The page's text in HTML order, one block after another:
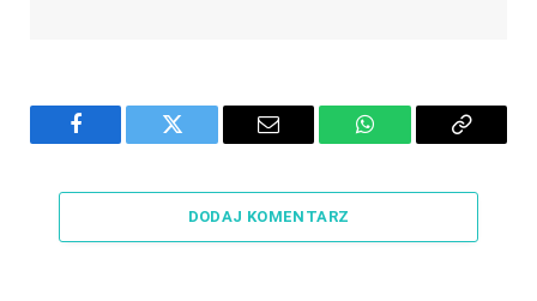
Facebook Twitter Email WhatsAppCopy
DODAJ KOMENTARZ